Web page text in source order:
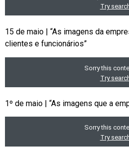
15 de maio | “As imagens da
clientes e funcionários”
1º de maio | “As imagens que a